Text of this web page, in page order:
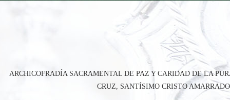
ARCHICOFRADÍA SACRAMENTAL DE PAZ Y CARIDAD DE LA
CRUZ, SANTÍSIMO CRISTO